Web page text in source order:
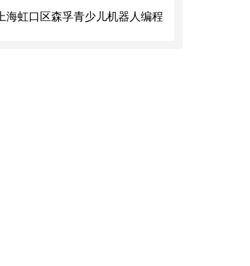
上海虹口区森孚青少儿机器人编程